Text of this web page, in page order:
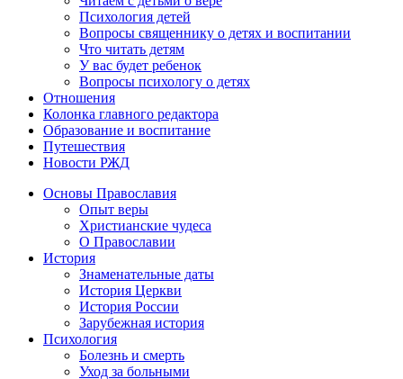
Психология детей
Вопросы священнику о детях и воспитании
Что читать детям
У вас будет ребенок
Вопросы психологу о детях
Отношения
Колонка главного редактора
Образование и воспитание
Путешествия
Новости РЖД
Основы Православия
Опыт веры
Христианские чудеса
О Православии
История
Знаменательные даты
История Церкви
История России
Зарубежная история
Психология
Болезнь и смерть
Уход за больными